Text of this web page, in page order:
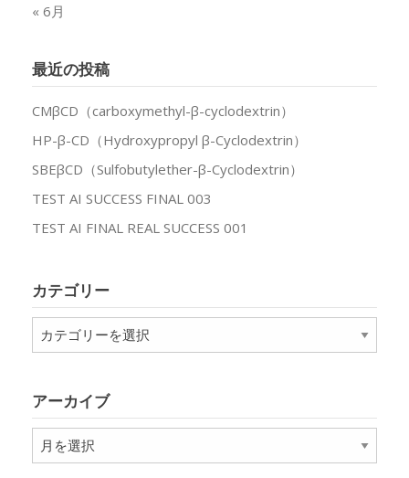
« 6月
最近の投稿
CMβCD（carboxymethyl-β-cyclodextrin）
HP-β-CD（Hydroxypropyl β-Cyclodextrin）
SBEβCD（Sulfobutylether-β-Cyclodextrin）
TEST AI SUCCESS FINAL 003
TEST AI FINAL REAL SUCCESS 001
カテゴリー
テ
ー
アーカイブ
ア
ー